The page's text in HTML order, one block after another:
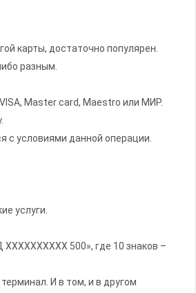
карты, достаточно популярен.
разным.
Master card, Maestro или МИР.
с условиями данной операции.
услуги.
500», где 10 знаков –
И в том, и в другом